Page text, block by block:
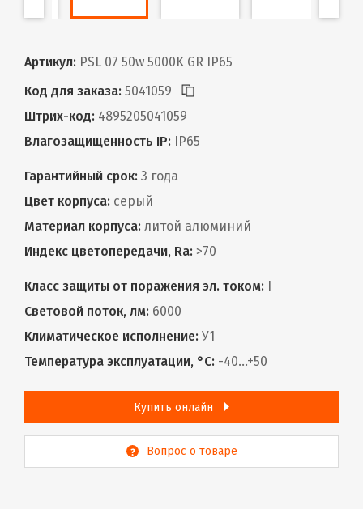
Артикул: PSL 07 50w 5000K GR IP65
Код для заказа: 5041059
Штрих-код: 4895205041059
Влагозащищенность IP: IP65
Гарантийный срок: 3 года
Цвет корпуса: серый
Материал корпуса: литой алюминий
Индекс цветопередачи, Ra: >70
Класс защиты от поражения эл. током: I
Световой поток, лм: 6000
Климатическое исполнение: У1
Температура эксплуатации, °С: -40...+50
Купить онлайн
Вопрос о товаре